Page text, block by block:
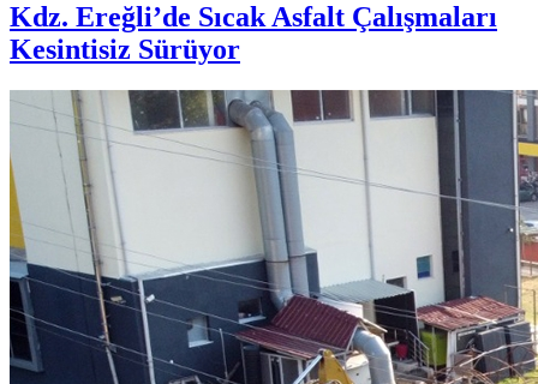
Kdz. Ereğli’de Sıcak Asfalt Çalışmaları
Kesintisiz Sürüyor